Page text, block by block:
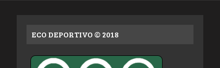
ECO DEPORTIVO © 2018